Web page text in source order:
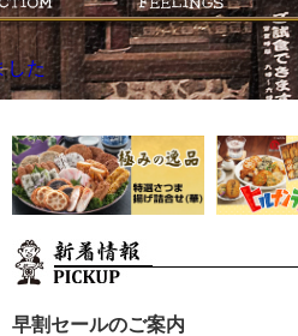
早割セールのご案内